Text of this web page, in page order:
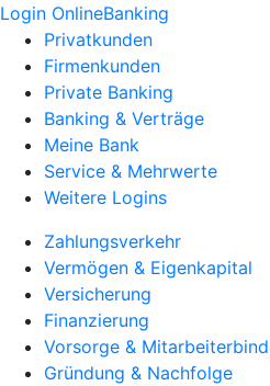
Login OnlineBanking
Privatkunden
Firmenkunden
Private Banking
Banking & Verträge
Meine Bank
Service & Mehrwerte
Weitere Logins
Zahlungsverkehr
Vermögen & Eigenkapital
Versicherung
Finanzierung
Vorsorge &
Gründung & Nachfolge